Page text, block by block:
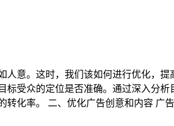
意。这时，我们该如何进行优化，
受众的定位是否准确。通过深入分
化率。 二、优化广告创意和内容